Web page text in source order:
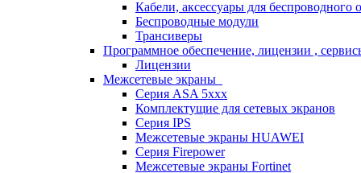
Кабели, аксессуары для беспроводного
Беспроводные модули
Трансиверы
Программное обеспечение, лицензии ,
Лицензии
Межсетевые экраны
Серия ASA 5xxx
Комплектущие для сетевых экранов
Серия IPS
Межсетевые экраны HUAWEI
Серия Firepower
Межсетевые экраны Fortinet